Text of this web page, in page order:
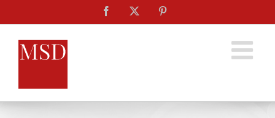
al
contenuto
Facebook